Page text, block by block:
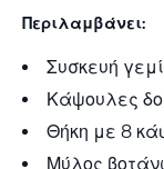
Περιλαμβάνει:
Συσκευή
Κάψουλες
Θήκη με 8
Μύλος